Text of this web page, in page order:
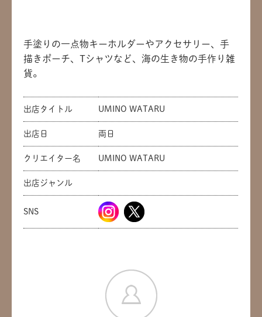
手塗りの一点物キーホルダーやアクセサリー、手
描きポーチ、Tシャツなど、海の生き物の手作り雑
貨。
出店タイトル UMINO WATARU
出店日 両日
クリエイター名 UMINO WATARU
出店ジャンル
SNS